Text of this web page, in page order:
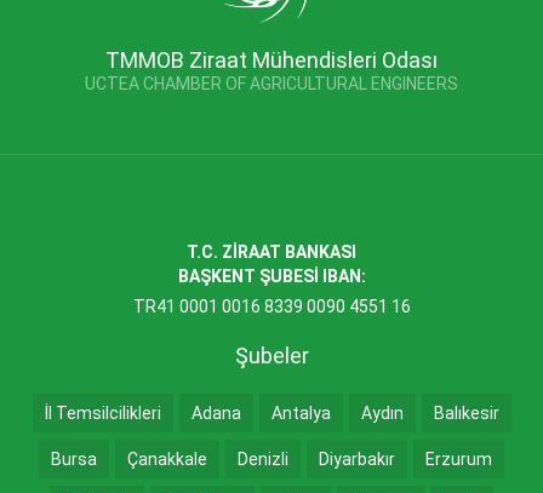
TMMOB Ziraat Mühendisleri Odası
UCTEA CHAMBER OF AGRICULTURAL ENGINEERS
T.C. ZİRAAT BANKASI
BAŞKENT ŞUBESİ IBAN:
TR41 0001 0016 8339 0090 4551 16
Şubeler
İl Temsilcilikleri Adana Antalya Aydın Balıkesir
Bursa Çanakkale Denizli Diyarbakır Erzurum